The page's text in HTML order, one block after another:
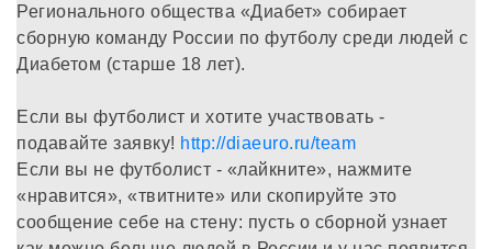
Регионального общества «Диабет» собирает
сборную команду России по футболу среди людей с
Диабетом (старше 18 лет).
Если вы футболист и хотите участвовать -
подавайте заявку! http://diaeuro.ru/team
Если вы не футболист - «лайкните», нажмите
«нравится», «твитните» или скопируйте это
сообщение себе на стену: пусть о сборной узнает